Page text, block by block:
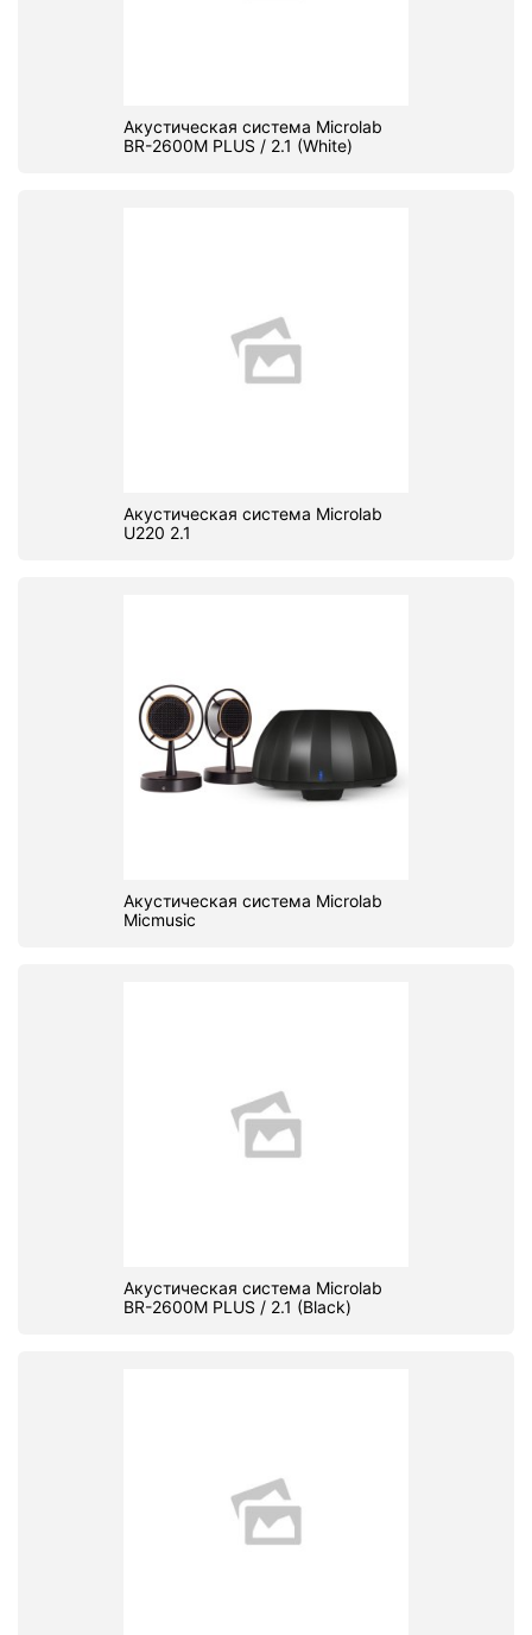
Акустическая система Microlab
BR-2600M PLUS / 2.1 (White)
Акустическая система Microlab
U220 2.1
Акустическая система Microlab
Micmusic
Акустическая система Microlab
BR-2600M PLUS / 2.1 (Black)